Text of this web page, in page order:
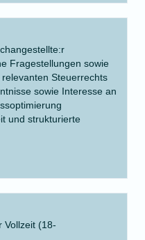
Fragestellungen sowie
Steuerrechts
sowie Interesse an
und strukturierte
Vollzeit (18-